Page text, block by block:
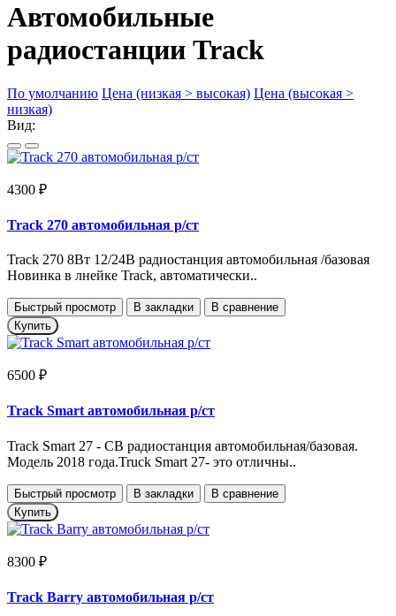
Автомобильные
радиостанции Track
По умолчанию Цена (низкая > высокая) Цена (высокая >
низкая)
Вид:
4300 ₽
Track 270 автомобильная р/ст
Track 270 8Вт 12/24В радиостанция автомобильная /базовая
Новинка в лнейке Track, автоматически..
Быстрый просмотр В закладки
В сравнение
Купить
6500 ₽
Track Smart автомобильная р/ст
Track Smart 27 - СВ радиостанция автомобильная/базовая.
Модель 2018 года.Truck Smart 27- это отличны..
Быстрый просмотр В закладки
В сравнение
Купить
8300 ₽
Track Barry автомобильная р/ст